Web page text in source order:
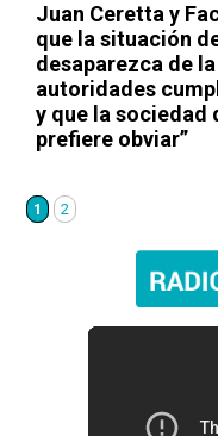
Juan Ceretta y
que la situación
desaparezca de
autoridades
y que la sociedad
prefiere obviar”
1 2